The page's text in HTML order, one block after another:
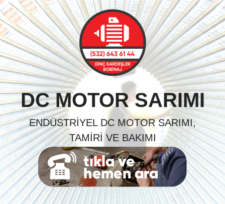
Skip
to
content
DC MOTOR SARIMI
ENDÜSTRIYEL DC MOTOR SARIMI,
TAMIRI VE BAKIMI